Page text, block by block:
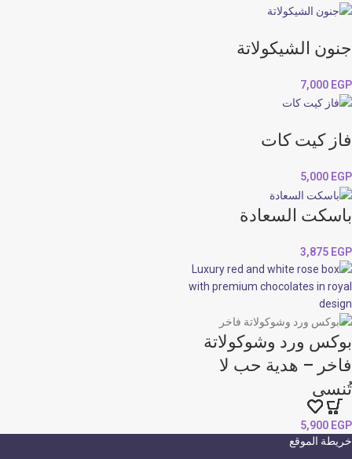
جنون الشيكولاتة
7,000 EGP
فاز كيت كات
5,000 EGP
باسكت السعادة
3,875 EGP
بوكس ورد وشوكولاتة
فاخر – هدية حب لا
تُنسى
5,900 EGP
خريطة الموقع